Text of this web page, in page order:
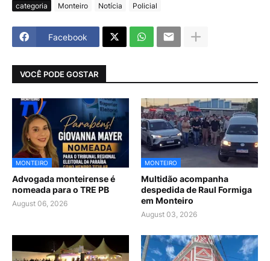
categoria Monteiro Notícia Policial
Facebook
VOCÊ PODE GOSTAR
MONTEIRO
Advogada monteirense é
nomeada para o TRE PB
August 06, 2026
MONTEIRO
Multidão acompanha
despedida de Raul Formiga
em Monteiro
August 03, 2026